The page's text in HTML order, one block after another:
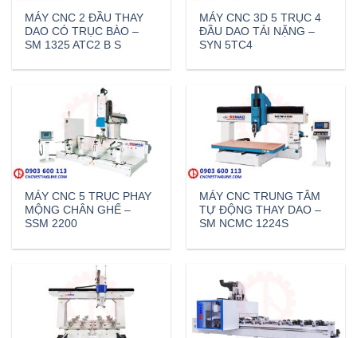
MÁY CNC 2 ĐẦU THAY
DAO CÓ TRỤC BÀO –
SM 1325 ATC2 B S
MÁY CNC 3D 5 TRỤC 4
ĐẦU DAO TẢI NẶNG –
SYN 5TC4
MÁY CNC 5 TRỤC PHAY
MỘNG CHÂN GHẾ –
SSM 2200
MÁY CNC TRUNG TÂM
TỰ ĐỘNG THAY DAO –
SM NCMC 1224S